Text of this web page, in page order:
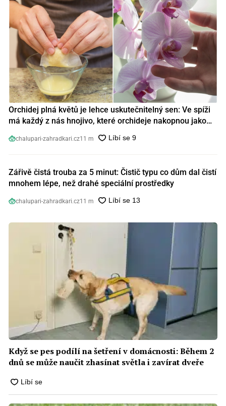
Orchidej plná květů je lehce uskutečnitelný sen: Ve spíži
má každý z nás hnojivo, které orchideje nakopnou jako
chalupari-zahradkari.cz11 m
Zářivě čistá trouba za 5 minut: Čistič typu co dům dal čistí
mnohem lépe, než drahé speciální prostředky
chalupari-zahradkari.cz11 m
Když se pes podílí na šetření v domácnosti: Během 2
dnů se může naučit zhasínat světla i zavírat dveře